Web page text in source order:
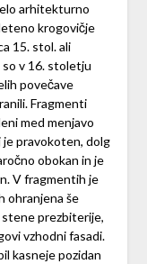
arhitekturno
krogovičje
15. stol. ali
v 16. stoletju
povečave
Fragmenti
med menjavo
pravokoten, dolg
obokan in je
V fragmentih je
ohranjena še
prezbiterije,
vzhodni fasadi.
kasneje pozidan